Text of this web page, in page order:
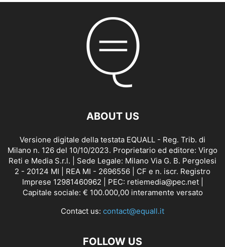
ABOUT US
Versione digitale della testata EQUALL - Reg. Trib. di
Milano n. 126 del 10/10/2023. Proprietario ed editore: Virgo
Reti e Media S.r.l. | Sede Legale: Milano Via G. B. Pergolesi
2 - 20124 MI | REA MI - 2696556 | CF e n. iscr. Registro
Imprese 12981460962 | PEC: retiemedia@pec.net |
Capitale sociale: € 100.000,00 interamente versato
Contact us: contact@equall.it
FOLLOW US